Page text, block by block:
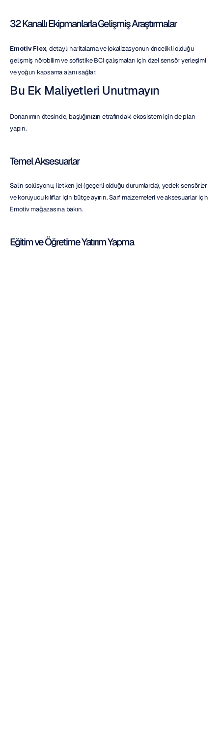
32 Kanallı Ekipmanlarla Gelişmiş Araştırmalar
Emotiv Flex, detaylı haritalama ve lokalizasyonun öncelikli olduğu
gelişmiş nörobilim ve sofistike BCI çalışmaları için özel sensör yerleşimi
ve yoğun kapsama alanı sağlar.
Bu Ek Maliyetleri Unutmayın
Donanımın ötesinde, başlığınızın etrafındaki ekosistem için de plan
yapın.
Temel Aksesuarlar
Salin solüsyonu, iletken jel (geçerli olduğu durumlarda), yedek sensörler
ve koruyucu kılıflar için bütçe ayırın. Sarf malzemeleri ve aksesuarlar için
Emotiv mağazasına bakın.
Eğitim ve Öğretime Yatırım Yapma